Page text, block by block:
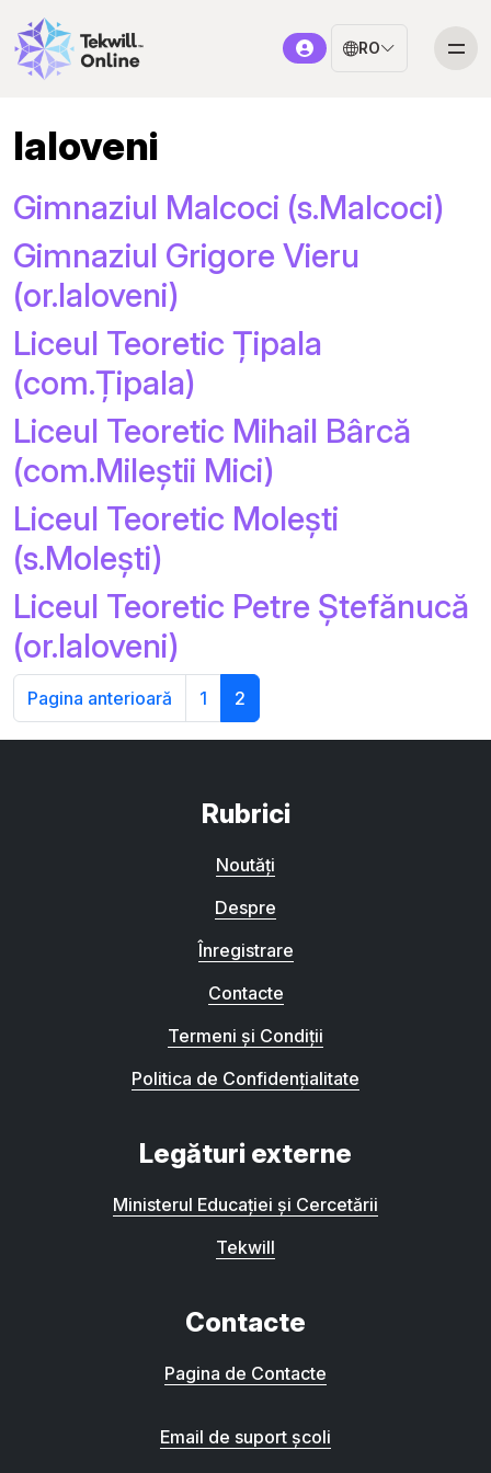
RO
Ialoveni
Gimnaziul Malcoci (s.Malcoci)
Gimnaziul Grigore Vieru
(or.Ialoveni)
Liceul Teoretic Țipala
(com.Țipala)
Liceul Teoretic Mihail Bârcă
(com.Mileștii Mici)
Liceul Teoretic Molești
(s.Molești)
Liceul Teoretic Petre Ștefănucă
(or.Ialoveni)
Pagina anterioară 1 2
Rubrici
Noutăți
Despre
Înregistrare
Contacte
Termeni și Condiții
Politica de Confidențialitate
Legături externe
Ministerul Educației și Cercetării
Tekwill
Contacte
Pagina de Contacte
Email de suport școli